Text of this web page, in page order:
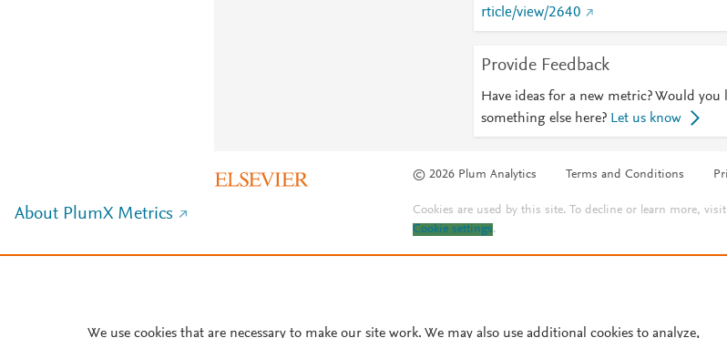
rticle/view/2640
Provide Feedback
Have ideas for a new metric? Would you
something else here? Let us know
© 2026 Plum Analytics Terms and Conditions
About PlumX Metrics Cookies are used by this site. To decline or learn more,
Cookie settings.
We use cookies that are necessary to make our site work. We may also use additional cookies to analyze,